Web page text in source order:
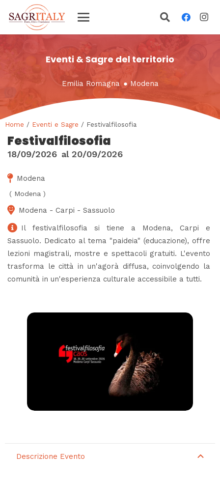
Eventi & Sagre del territorio
Emilia Romagna ●Modena
Home / Eventi e Sagre / Festivalfilosofia
Festivalfilosofia
18/09/2026 al 20/09/2026
Modena
( Modena )
Modena - Carpi - Sassuolo
Il festivalfilosofia si tiene a Modena, Carpi e
Sassuolo. Dedicato al tema "paideia" (educazione), offre
lezioni magistrali, mostre e spettacoli gratuiti. L'evento
trasforma le città in un'agorà diffusa, coinvolgendo la
comunità in un'esperienza culturale accessibile a tutti.
Descrizione Evento